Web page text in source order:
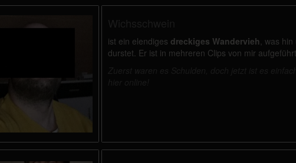
ist ein elendiges dreckiges Wandervieh , was
durstet. Er ist in mehreren Clips von mir